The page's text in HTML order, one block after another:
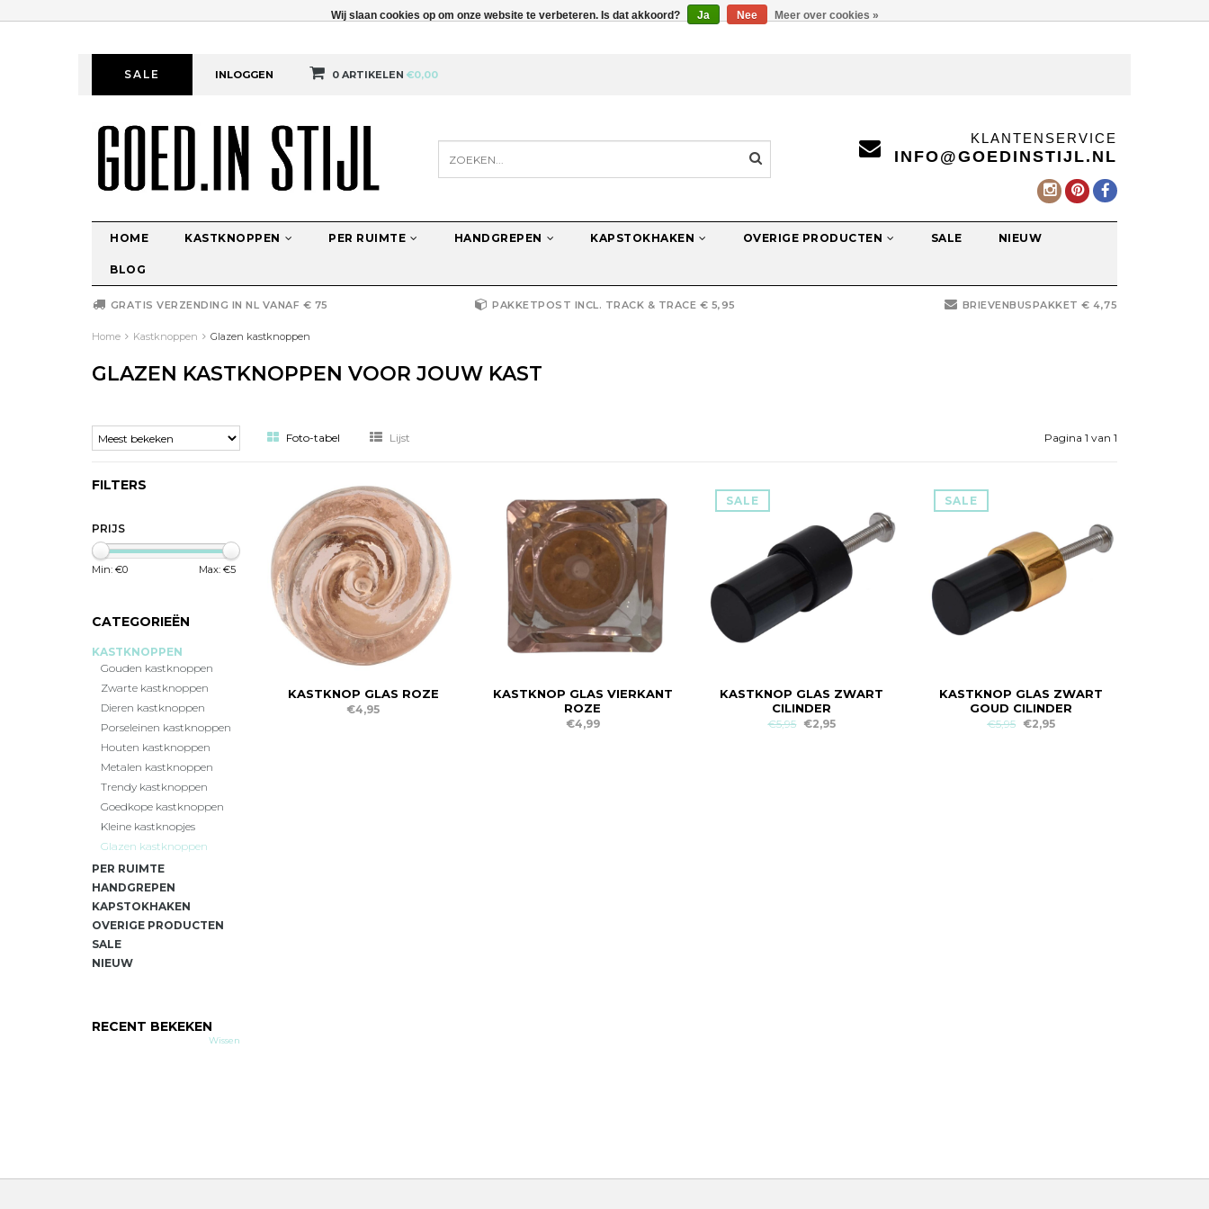
SALE INLOGGEN 0 ARTIKELEN €0,00
KLANTENSERVICE
INFO@GOEDINSTIJL.NL
HOME KASTKNOPPEN PER RUIMTE HANDGREPEN KAPSTOKHAKEN OVERIGE PRODUCTEN SALE NIEUW
BLOG
GRATIS VERZENDING IN NL VANAF € 75 PAKKETPOST INCL. TRACK & TRACE € 5,95 BRIEVENBUSPAKKET € 4,75
Home Kastknoppen Glazen kastknoppen
GLAZEN KASTKNOPPEN VOOR JOUW KAST
Foto-tabel Lijst Pagina 1 van 1
FILTERS
PRIJS
Min: €0 Max: €5
CATEGORIEËN
KASTKNOPPEN
Gouden kastknoppen
Zwarte kastknoppen
Dieren kastknoppen
Porseleinen kastknoppen
Houten kastknoppen
Metalen kastknoppen
Trendy kastknoppen
Goedkope kastknoppen
Kleine kastknopjes
Glazen kastknoppen
PER RUIMTE
HANDGREPEN
KAPSTOKHAKEN
OVERIGE PRODUCTEN
SALE
NIEUW
RECENT BEKEKEN
Wissen
KASTKNOP GLAS ROZE
€4,95
KASTKNOP GLAS VIERKANT
ROZE
€4,99
SALE
KASTKNOP GLAS ZWART
CILINDER
€5,95 €2,95
SALE
KASTKNOP GLAS ZWART
GOUD CILINDER
€5,95 €2,95
Wij slaan cookies op om onze website te verbeteren. Is dat akkoord? Ja Nee Meer over cookies »